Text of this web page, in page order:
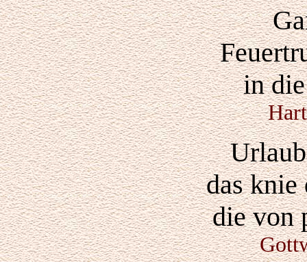
in
das knie
die von